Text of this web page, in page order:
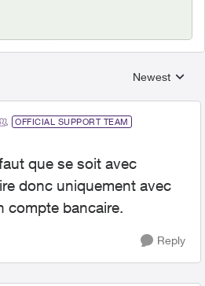
Replies
Newest
OFFICIAL SUPPORT TEAM
que se soit avec
donc uniquement avec
compte bancaire.
Reply